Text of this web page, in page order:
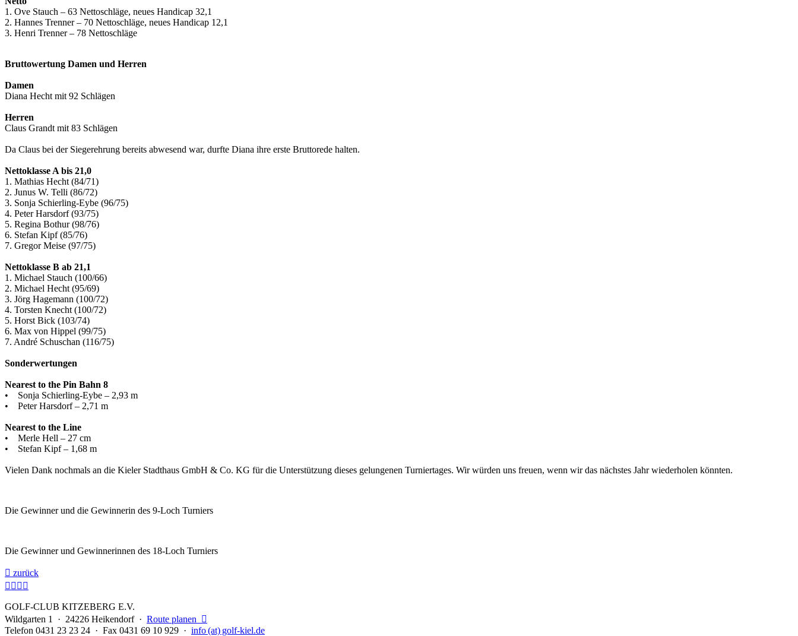
1. Ove Stauch – 63 Nettoschläge, neues Handicap 32,1
2. Hannes Trenner – 70 Nettoschläge, neues Handicap 12,1
3. Henri Trenner – 78 Nettoschläge
Bruttowertung Damen und Herren
Damen
Diana Hecht mit 92 Schlägen
Herren
Claus Grandt mit 83 Schlägen
Da Claus bei der Siegerehrung bereits abwesend war, durfte Diana ihre erste Bruttorede halten.
Nettoklasse A bis 21,0
1. Mathias Hecht (84/71)
2. Junus W. Telli (86/72)
3. Sonja Schierling-Eybe (96/75)
4. Peter Harsdorf (93/75)
5. Regina Bothur (98/76)
6. Stefan Kipf (85/76)
7. Gregor Meise (97/75)
Nettoklasse B ab 21,1
1. Michael Stauch (100/66)
2. Michael Hecht (95/69)
3. Jörg Hagemann (100/72)
4. Torsten Knecht (100/72)
5. Horst Bick (103/74)
6. Max von Hippel (99/75)
7. André Schuschan (116/75)
Sonderwertungen
Nearest to the Pin Bahn 8
• Sonja Schierling-Eybe – 2,93 m
• Peter Harsdorf – 2,71 m
Nearest to the Line
• Merle Hell – 27 cm
• Stefan Kipf – 1,68 m
Vielen Dank nochmals an die Kieler Stadthaus GmbH & Co. KG für die Unterstützung dieses gelungenen Turniertages. Wir würden uns freuen, wenn wir das nächstes Jahr wiederholen könnten.
Die Gewinner und die Gewinnerin des 9-Loch Turniers
Die Gewinner und Gewinnerinnen des 18-Loch Turniers
 zurück
   
GOLF-CLUB KITZEBERG E.V.
Wildgarten 1 · 24226 Heikendorf · Route planen

Telefon 0431 23 23 24 · Fax 0431 69 10 929 · info (at) golf-kiel.de